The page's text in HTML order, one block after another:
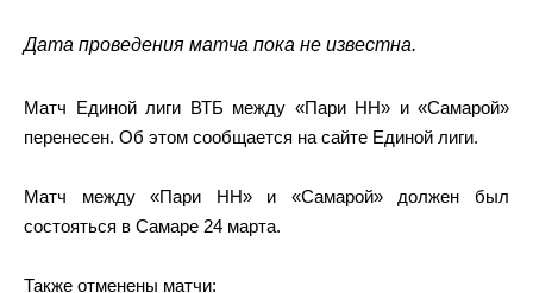
Дата проведения матча пока не известна.
Матч Единой лиги ВТБ между «Пари НН» и «Самарой»
перенесен. Об этом сообщается на сайте Единой лиги.
Матч между «Пари НН» и «Самарой» должен был
состояться в Самаре 24 марта.
Также отменены матчи: